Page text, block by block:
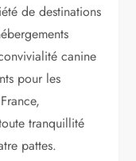
de destinations
canine
pour les
tranquillité
pattes.